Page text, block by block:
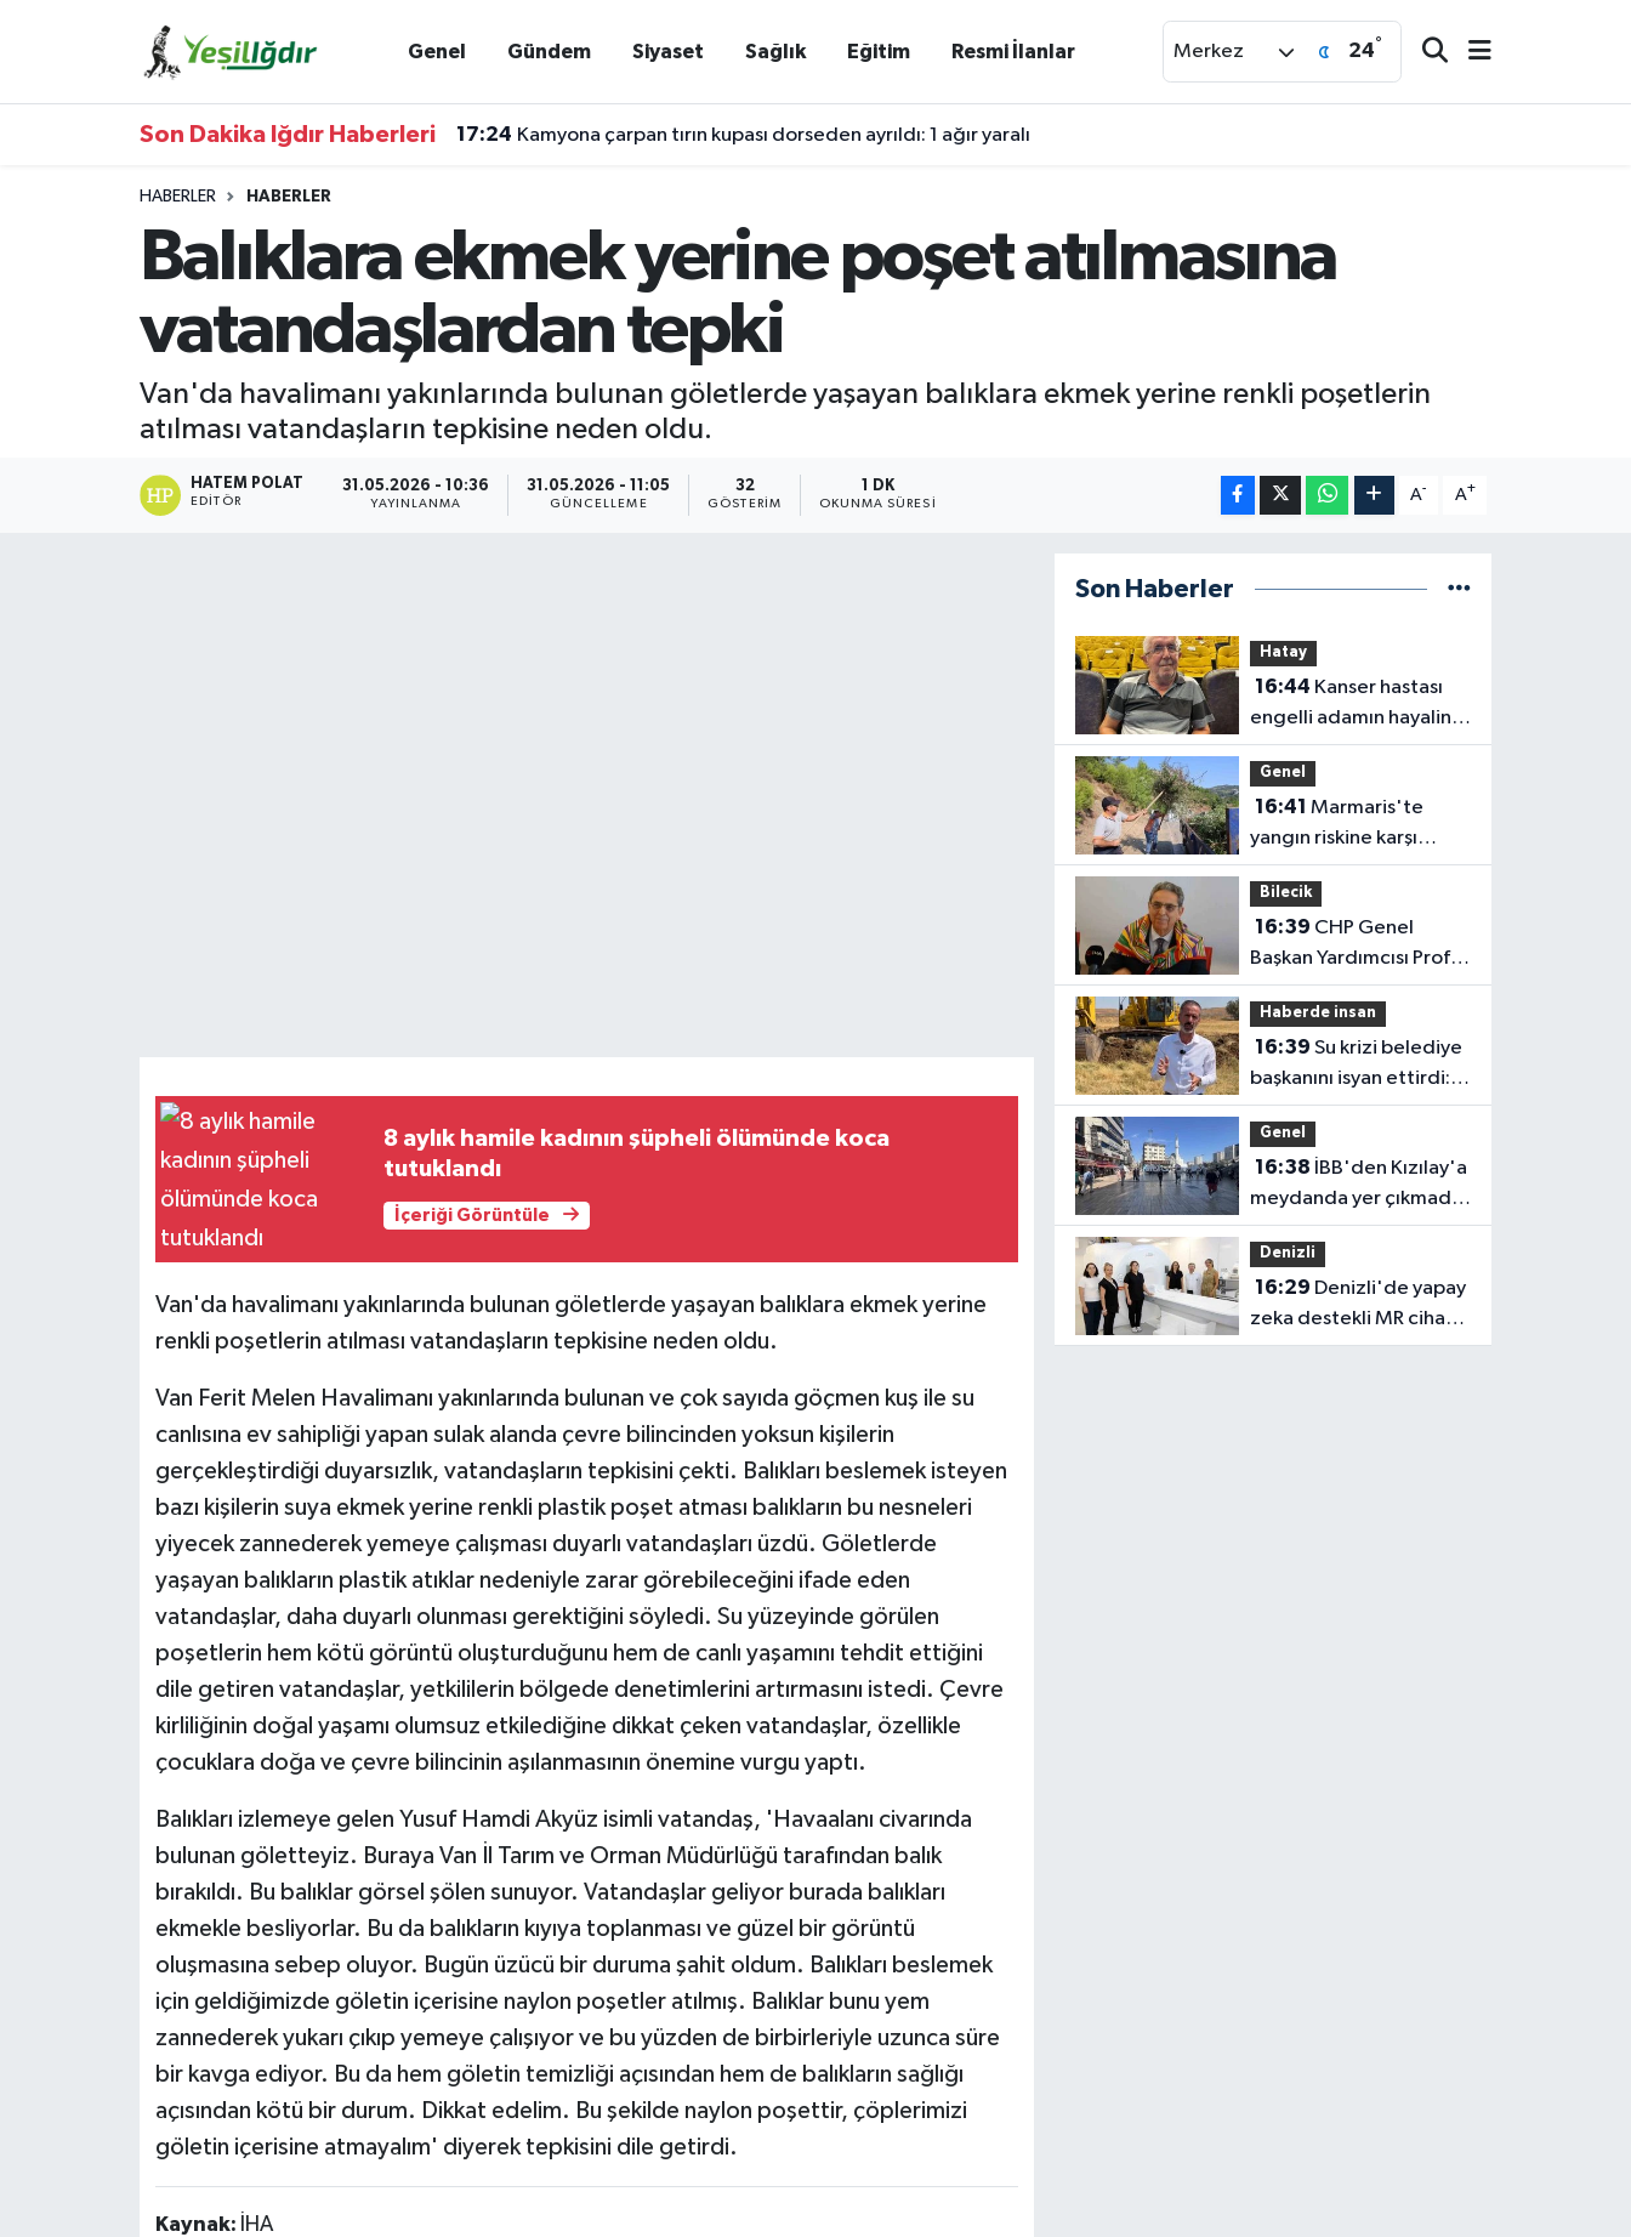
Genel Gündem Siyaset Sağlık Eğitim Resmi İlanlar Merkez 24°
Son Dakika Iğdır Haberleri 17:24 Kamyona çarpan tırın kupası dorseden ayrıldı: 1 ağır yaralı
HABERLER HABERLER
Balıklara ekmek yerine poşet atılmasına
vatandaşlardan tepki
Van'da havalimanı yakınlarında bulunan göletlerde yaşayan balıklara ekmek yerine renkli poşetlerin
atılması vatandaşların tepkisine neden oldu.
HATEM POLAT
EDITÖR
31.05.2026 - 10:36
YAYINLANMA
31.05.2026 - 11:05
GÜNCELLEME
32
GÖSTERIM
1 DK
OKUNMA SÜRESI
A- A+
8 aylık hamile kadının şüpheli ölümünde koca
tutuklandı
İçeriği Görüntüle
Van'da havalimanı yakınlarında bulunan göletlerde yaşayan balıklara ekmek yerine
renkli poşetlerin atılması vatandaşların tepkisine neden oldu.
Van Ferit Melen Havalimanı yakınlarında bulunan ve çok sayıda göçmen kuş ile su
canlısına ev sahipliği yapan sulak alanda çevre bilincinden yoksun kişilerin
gerçekleştirdiği duyarsızlık, vatandaşların tepkisini çekti. Balıkları beslemek isteyen
bazı kişilerin suya ekmek yerine renkli plastik poşet atması balıkların bu nesneleri
yiyecek zannederek yemeye çalışması duyarlı vatandaşları üzdü. Göletlerde
yaşayan balıkların plastik atıklar nedeniyle zarar görebileceğini ifade eden
vatandaşlar, daha duyarlı olunması gerektiğini söyledi. Su yüzeyinde görülen
poşetlerin hem kötü görüntü oluşturduğunu hem de canlı yaşamını tehdit ettiğini
dile getiren vatandaşlar, yetkililerin bölgede denetimlerini artırmasını istedi. Çevre
kirliliğinin doğal yaşamı olumsuz etkilediğine dikkat çeken vatandaşlar, özellikle
çocuklara doğa ve çevre bilincinin aşılanmasının önemine vurgu yaptı.
Balıkları izlemeye gelen Yusuf Hamdi Akyüz isimli vatandaş, 'Havaalanı civarında
bulunan göletteyiz. Buraya Van İl Tarım ve Orman Müdürlüğü tarafından balık
bırakıldı. Bu balıklar görsel şölen sunuyor. Vatandaşlar geliyor burada balıkları
ekmekle besliyorlar. Bu da balıkların kıyıya toplanması ve güzel bir görüntü
oluşmasına sebep oluyor. Bugün üzücü bir duruma şahit oldum. Balıkları beslemek
için geldiğimizde göletin içerisine naylon poşetler atılmış. Balıklar bunu yem
zannederek yukarı çıkıp yemeye çalışıyor ve bu yüzden de birbirleriyle uzunca süre
bir kavga ediyor. Bu da hem göletin temizliği açısından hem de balıkların sağlığı
açısından kötü bir durum. Dikkat edelim. Bu şekilde naylon poşettir, çöplerimizi
göletin içerisine atmayalım' diyerek tepkisini dile getirdi.
Kaynak: İHA
Son Haberler
Hatay
16:44
engelli adamın hayalini
bile kuramadığı evine
kavuşunca döktüğü
gözyaşı duygulandırdı
Genel
16:41
yangın riskine karşı
kapsamlı temizlik
Bilecik
16:39
Başkan Yardımcısı Prof.
Dr. Ali Rıza Erbay, 'CHP
üyesi olmak inanç ister,
emek ister, yürek ister'
Haberde insan
16:39
başkanını isyan ettirdi:
Faturasını ödemeyen
vatandaşlara böyle
seslendi
Genel
16:38
meydanda yer çıkmadı,
Bahçelievler Belediyesi
yer tahsis etti
Denizli
16:29
zeka destekli MR cihazı
hizmete girdi
Iğdır Trafik Yoğunluk Haritası
Süper Lig Puan Durumu ve Fikstür
Tüm Manşetler